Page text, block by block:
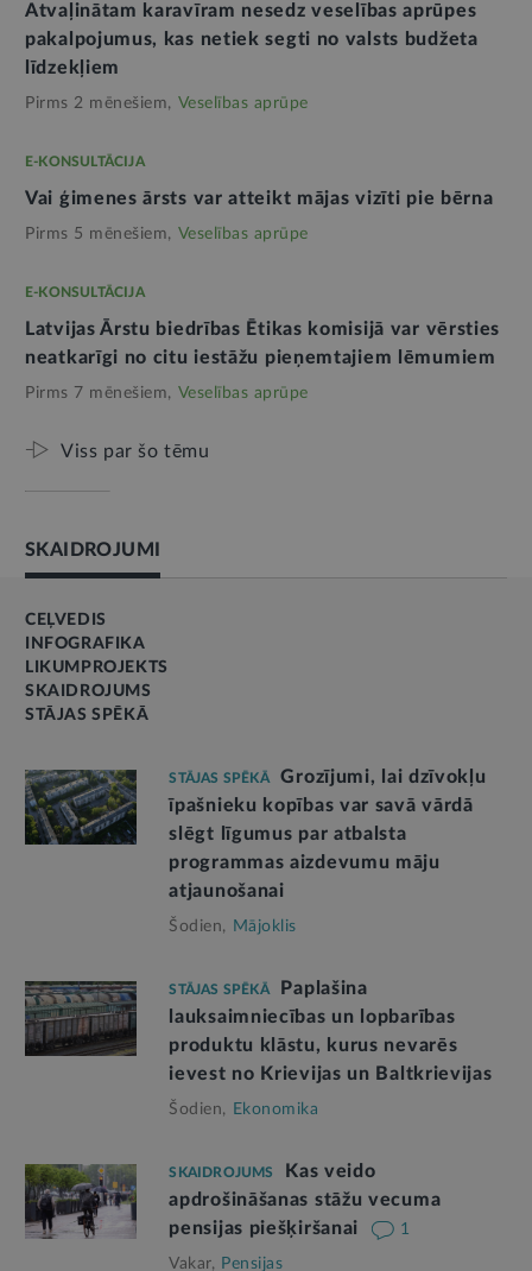
Atvaļinātam karavīram nesedz veselības aprūpes
pakalpojumus, kas netiek segti no valsts budžeta
līdzekļiem
Pirms 2 mēnešiem, Veselības aprūpe
E-KONSULTĀCIJA
Vai ģimenes ārsts var atteikt mājas vizīti pie bērna
Pirms 5 mēnešiem, Veselības aprūpe
E-KONSULTĀCIJA
Latvijas Ārstu biedrības Ētikas komisijā var vērsties
neatkarīgi no citu iestāžu pieņemtajiem lēmumiem
Pirms 7 mēnešiem, Veselības aprūpe
Viss par šo tēmu
SKAIDROJUMI
CEĻVEDIS
INFOGRAFIKA
LIKUMPROJEKTS
SKAIDROJUMS
STĀJAS SPĒKĀ
STĀJAS SPĒKĀ
Grozījumi, lai dzīvokļu
īpašnieku kopības var savā vārdā
slēgt līgumus par atbalsta
programmas aizdevumu māju
atjaunošanai
Šodien, Mājoklis
STĀJAS SPĒKĀ
Paplašina
lauksaimniecības un lopbarības
produktu klāstu, kurus nevarēs
ievest no Krievijas un Baltkrievijas
Šodien, Ekonomika
SKAIDROJUMS
Kas veido
apdrošināšanas stāžu vecuma
pensijas piešķiršanai
1
Vakar, Pensijas